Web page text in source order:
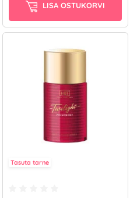
LISA OSTUKORVI
Tasuta tarne